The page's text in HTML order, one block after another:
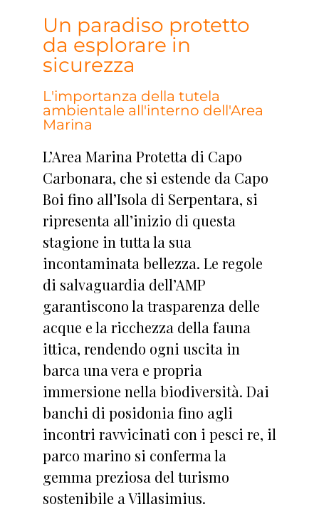
Un paradiso protetto
da esplorare in
sicurezza
L'importanza della tutela
ambientale all'interno dell'Area
Marina
L’Area Marina Protetta di Capo
Carbonara, che si estende da Capo
Boi fino all’Isola di Serpentara, si
ripresenta all’inizio di questa
stagione in tutta la sua
incontaminata bellezza. Le regole
di salvaguardia dell’AMP
garantiscono la trasparenza delle
acque e la ricchezza della fauna
ittica, rendendo ogni uscita in
barca una vera e propria
immersione nella biodiversità. Dai
banchi di posidonia fino agli
incontri ravvicinati con i pesci re, il
parco marino si conferma la
gemma preziosa del turismo
sostenibile a Villasimius.